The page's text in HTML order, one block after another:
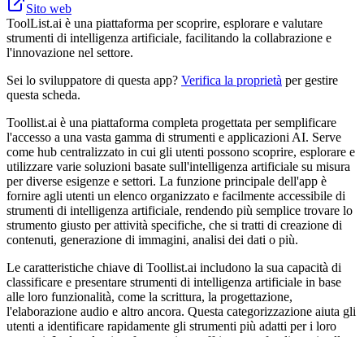
Sito web
ToolList.ai è una piattaforma per scoprire, esplorare e valutare
strumenti di intelligenza artificiale, facilitando la collabrazione e
l'innovazione nel settore.
Sei lo sviluppatore di questa app? Verifica la proprietà per gestire
questa scheda.
Toollist.ai è una piattaforma completa progettata per semplificare
l'accesso a una vasta gamma di strumenti e applicazioni AI. Serve
come hub centralizzato in cui gli utenti possono scoprire, esplorare e
utilizzare varie soluzioni basate sull'intelligenza artificiale su misura
per diverse esigenze e settori. La funzione principale dell'app è
fornire agli utenti un elenco organizzato e facilmente accessibile di
strumenti di intelligenza artificiale, rendendo più semplice trovare lo
strumento giusto per attività specifiche, che si tratti di creazione di
contenuti, generazione di immagini, analisi dei dati o più.
Le caratteristiche chiave di Toollist.ai includono la sua capacità di
classificare e presentare strumenti di intelligenza artificiale in base
alle loro funzionalità, come la scrittura, la progettazione,
l'elaborazione audio e altro ancora. Questa categorizzazione aiuta gli
utenti a identificare rapidamente gli strumenti più adatti per i loro